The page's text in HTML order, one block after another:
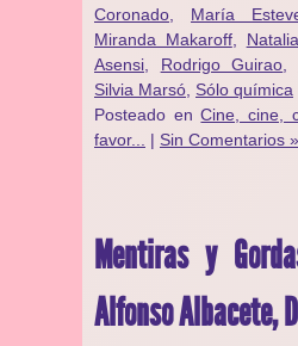
Coronado
María
Miranda Makaroff,
Asensi
Rodrigo Guirao
Silvia Marsó Sólo química
Posteado enCine, cine,
favor...
| Sin Comentarios »
Mentiras y
Alfonso Albacete,